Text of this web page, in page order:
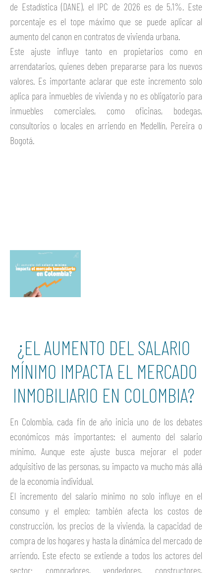
de Estadística (DANE), el IPC de 2026 es de 5,1%. Este
porcentaje es el tope máximo que se puede aplicar al
aumento del canon en contratos de vivienda urbana.
Este ajuste influye tanto en propietarios como en
arrendatarios, quienes deben prepararse para los nuevos
valores. Es importante aclarar que este incremento solo
aplica para inmuebles de vivienda y no es obligatorio para
inmuebles comerciales, como oficinas, bodegas,
consultorios o locales en arriendo en Medellín, Pereira o
Bogotá.
¿EL AUMENTO DEL SALARIO
MÍNIMO IMPACTA EL MERCADO
INMOBILIARIO EN COLOMBIA?
En Colombia, cada fin de año inicia uno de los debates
económicos más importantes: el aumento del salario
mínimo. Aunque este ajuste busca mejorar el poder
adquisitivo de las personas, su impacto va mucho más allá
de la economía individual.
El incremento del salario mínimo no solo influye en el
consumo y el empleo; también afecta los costos de
construcción, los precios de la vivienda, la capacidad de
compra de los hogares y hasta la dinámica del mercado de
arriendo. Este efecto se extiende a todos los actores del
sector: compradores, vendedores, constructores,